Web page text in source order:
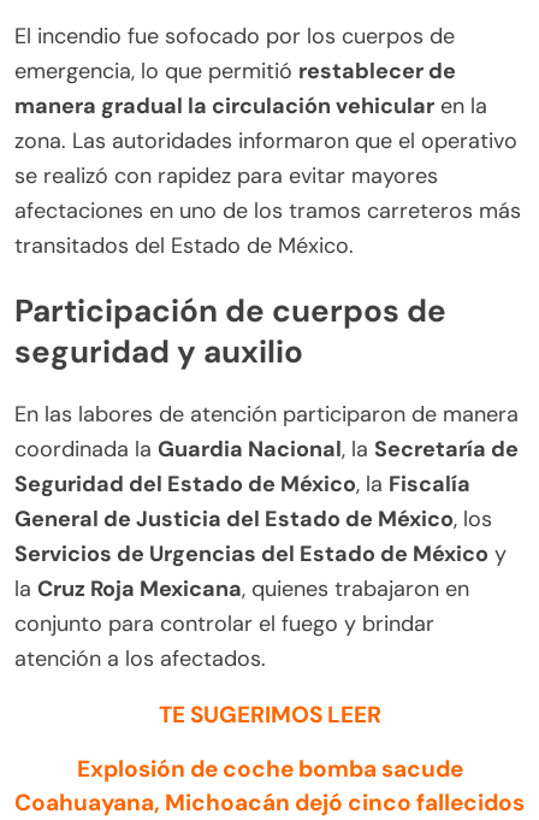
El incendio fue sofocado por los cuerpos de
emergencia, lo que permitió restablecer de
manera gradual la circulación vehicular en la
zona. Las autoridades informaron que el operativo
se realizó con rapidez para evitar mayores
afectaciones en uno de los tramos carreteros más
transitados del Estado de México.
Participación de cuerpos de
seguridad y auxilio
En las labores de atención participaron de manera
coordinada la Guardia Nacional, la Secretaría de
Seguridad del Estado de México, la Fiscalía
General de Justicia del Estado de México, los
Servicios de Urgencias del Estado de México y
la Cruz Roja Mexicana, quienes trabajaron en
conjunto para controlar el fuego y brindar
atención a los afectados.
TE SUGERIMOS LEER
Explosión de coche bomba sacude
Coahuayana, Michoacán dejó cinco fallecidos